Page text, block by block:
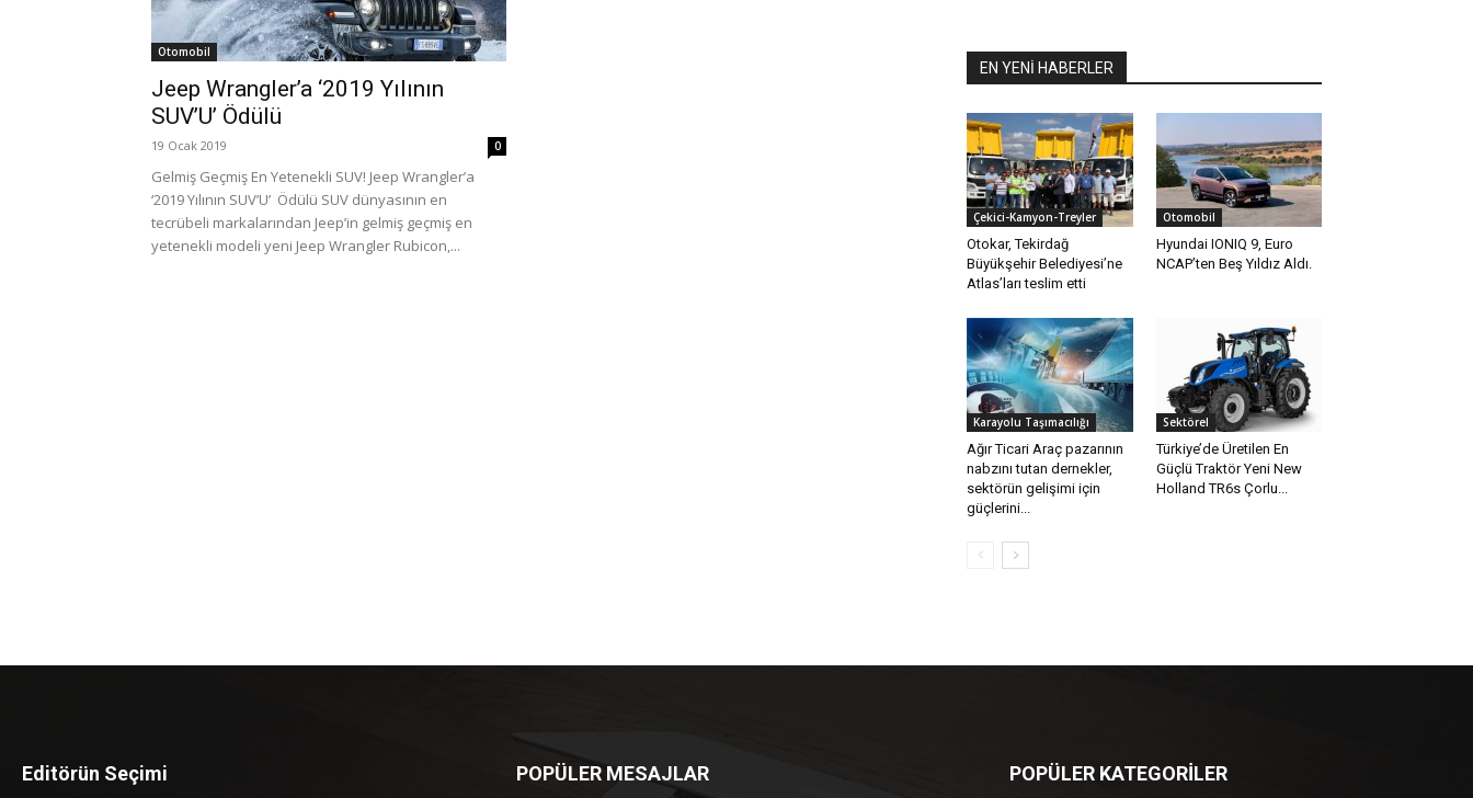
Otomobil
Jeep Wrangler’a ‘2019 Yılının
SUV’U’ Ödülü
19 Ocak 2019 0
Gelmiş Geçmiş En Yetenekli SUV! Jeep Wrangler’a
‘2019 Yılının SUV’U’ Ödülü SUV dünyasının en
tecrübeli markalarından Jeep’in gelmiş geçmiş en
yetenekli modeli yeni Jeep Wrangler Rubicon,...
EN YENİ HABERLER
Çekici-Kamyon-Treyler
Otokar, Tekirdağ
Büyükşehir Belediyesi’ne
Atlas’ları teslim etti
Otomobil
Hyundai IONIQ 9, Euro
NCAP’ten Beş Yıldız Aldı.
Karayolu Taşımacılığı
Ağır Ticari Araç pazarının
nabzını tutan dernekler,
sektörün gelişimi için
güçlerini...
Sektörel
Türkiye’de Üretilen En
Güçlü Traktör Yeni New
Holland TR6s Çorlu...
Editörün Seçimi POPÜLER MESAJLAR POPÜLER KATEGORİLER